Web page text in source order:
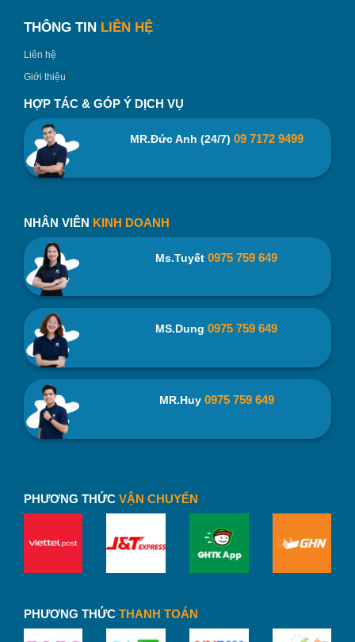
Ly Sứ Bát Tràng Trắng Quai Số 7 LS109 In Logo Theo Yêu
Miệng cốc vừa phải, dễ dàng để rót nước vào cốc.
giúp tay người không phải tiếp xúc trực tiếp với thành ly
gây bỏng khi cầm.
Sản phẩm phù hợp dùng trong nhà hàng, khách sạn hay
dùng in logo in chữ lên cốc sứ làm quà tặng, quà biếu,
THÔNG TIN LIÊN HỆ
Liên hệ
Giới thiệu
HỢP TÁC & GÓP Ý DỊCH VỤ
MR.Đức Anh (24/7) 09 7172 9499
NHÂN VIÊN KINH DOANH
Ms.Tuyết 0975 759 649
MS.Dung 0975 759 649
MR.Huy 0975 759 649
PHƯƠNG THỨC VẬN CHUYỂN
PHƯƠNG THỨC THANH TOÁN